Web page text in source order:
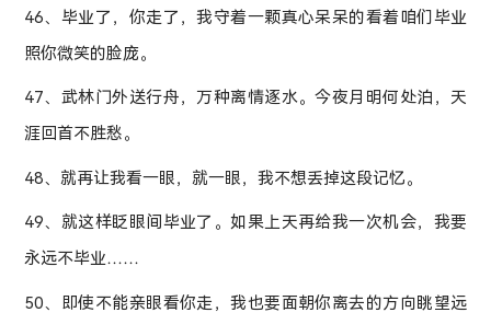
46、毕业了，你走了，我守着一颗真心呆呆的看着咱们毕业
照你微笑的脸庞。
47、武林门外送行舟，万种离情逐水。今夜月明何处泊，天
涯回首不胜愁。
48、就再让我看一眼，就一眼，我不想丢掉这段记忆。
49、就这样眨眼间毕业了。如果上天再给我一次机会，我要
永远不毕业……
50、即使不能亲眼看你走，我也要面朝你离去的方向眺望远